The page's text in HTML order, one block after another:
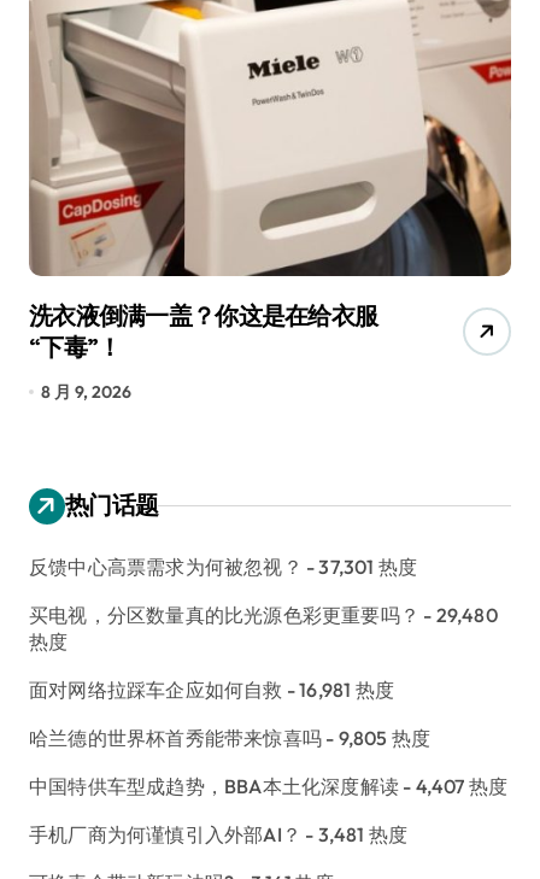
洗衣液倒满一盖？你这是在给衣服
“下毒”！
8 月 9, 2026
热门话题
反馈中心高票需求为何被忽视？ - 37,301 热度
买电视，分区数量真的比光源色彩更重要吗？ - 29,480
热度
面对网络拉踩车企应如何自救 - 16,981 热度
哈兰德的世界杯首秀能带来惊喜吗 - 9,805 热度
中国特供车型成趋势，BBA本土化深度解读 - 4,407 热度
手机厂商为何谨慎引入外部AI？ - 3,481 热度